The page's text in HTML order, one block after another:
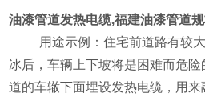
油漆管道发热电缆,福建油漆管道
用途示例：住宅前道路有较
冰后，车辆上下坡将是困难而危
道的车辙下面埋设发热电缆，用